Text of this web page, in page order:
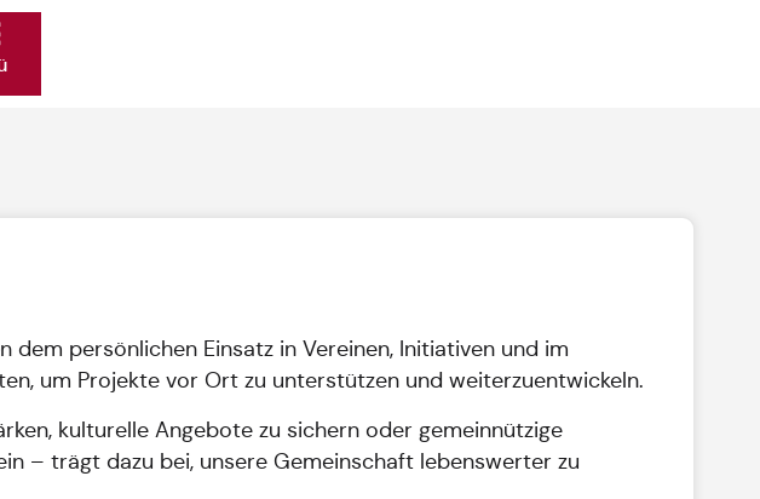
dem persönlichen Einsatz in Vereinen, Initiativen und im
um Projekte vor Ort zu unterstützen und weiterzuentwickeln.
kulturelle Angebote zu sichern oder gemeinnützige
– trägt dazu bei, unsere Gemeinschaft lebenswerter zu